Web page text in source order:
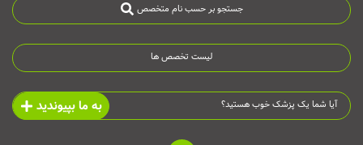
جستجو بر حسب نام متخصص
لیست تخصص ها
آیا شما یک پزشک خوب هستید؟ به ما بپیوندید